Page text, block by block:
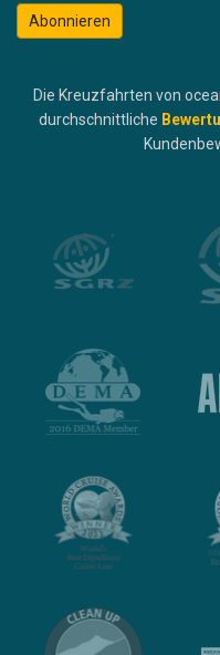
Abonnieren
Die Kreuzfahrten von
durchschnittliche